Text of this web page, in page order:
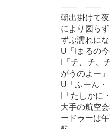
—— ——
朝出掛けて
により図ら
ずぶ濡れに
U「Iまるの
I「チ、チ、
がうのよー」
U「ふーん
I「たしかに
大手の航空
ードゥーは